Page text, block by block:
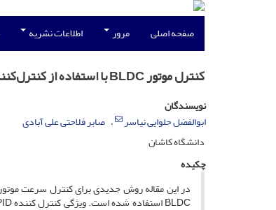
صفحه اصلی مرور اطلاعات نشریه
کنترل موتور BLDC با استفاده از کنترل‌کننده PID مرتبه کسری بهینه شده با الگوریتم رقابت استعماری
نویسندگان
ابوالفضل حلوایی نیاسر
صابر فلاحتی علی آبادی
دانشگاه کاشان
چکیده